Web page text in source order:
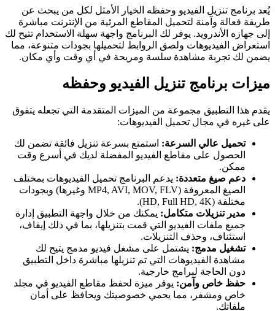
يُعد برنامج تنزيل الفيديو وحفظه الخيار الأمثل لكل من يبحث عن
طريقة فعالة وآمنة لتحميل المقاطع المرئية من الإنترنت مباشرة
إلى جهازه الأندرويد. يوفر لك البرنامج واجهة سهلة الاستخدام تتيح لك
استعراض الفيديوهات ولصق الروابط لتحميلها بجودات متنوعة، مما
يضمن لك تجربة مشاهدة سلسة ومريحة في أي وقت وأي مكان.
ميزات برنامج تنزيل الفيديو وحفظه
يقدم هذا التطبيق مجموعة من الميزات المتقدمة التي تجعله يتفوق
على غيره في مجال تحميل الفيديوهات:
تحميل عالي السرعة: استمتع بسرعة تنزيل فائقة تضمن لك
الحصول على مقاطع الفيديو المفضلة لديك في أسرع وقت
ممكن.
دعم صيغ متعددة: يدعم البرنامج تحميل الفيديوهات بمختلف
الصيغ المعروفة (MP4, AVI, MOV, FLV وغيرها) وبجودات
مختلفة (HD, Full HD, 4K).
مدير تنزيلات متكامل: يمكنك من خلال واجهة التطبيق إدارة
جميع ملفات الفيديو التي قمت بتنزيلها، بما في ذلك إيقاف،
استئناف، وحذف التنزيلات.
تشغيل مدمج: يشتمل على مشغل فيديو مدمج يتيح لك
مشاهدة الفيديوهات التي تم تنزيلها مباشرة داخل التطبيق
دون الحاجة لبرامج خارجية.
حفظ خاص وآمن: يوفر ميزة لحفظ مقاطع الفيديو في مجلد
خاص ومشفر، مما يحمي خصوصيتك ويحافظ على أمان
ملفاتك.